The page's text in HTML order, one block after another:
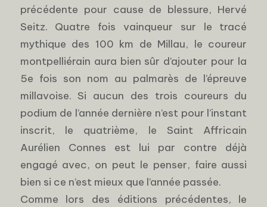
précédente pour cause de blessure, Hervé
Seitz. Quatre fois vainqueur sur le tracé
mythique des 100 km de Millau, le coureur
montpelliérain aura bien sûr d’ajouter pour la
5e fois son nom au palmarès de l’épreuve
millavoise. Si aucun des trois coureurs du
podium de l’année dernière n’est pour l’instant
inscrit, le quatrième, le Saint Affricain
Aurélien Connes est lui par contre déjà
engagé avec, on peut le penser, faire aussi
bien si ce n’est mieux que l’année passée.
Comme lors des éditions précédentes, le